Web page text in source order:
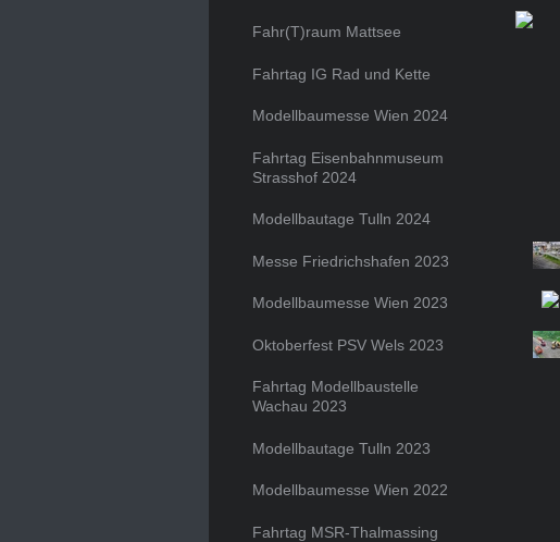
Fahr(T)raum Mattsee
Fahrtag IG Rad und Kette
Modellbaumesse Wien 2024
Fahrtag Eisenbahnmuseum
Strasshof 2024
Modellbautage Tulln 2024
Messe Friedrichshafen 2023
Modellbaumesse Wien 2023
Oktoberfest PSV Wels 2023
Fahrtag Modellbaustelle
Wachau 2023
Modellbautage Tulln 2023
Modellbaumesse Wien 2022
Fahrtag MSR-Thalmassing